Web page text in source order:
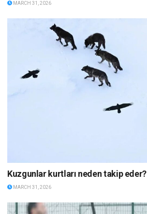
MARCH 31, 2026
Kuzgunlar kurtları neden takip eder?
MARCH 31, 2026